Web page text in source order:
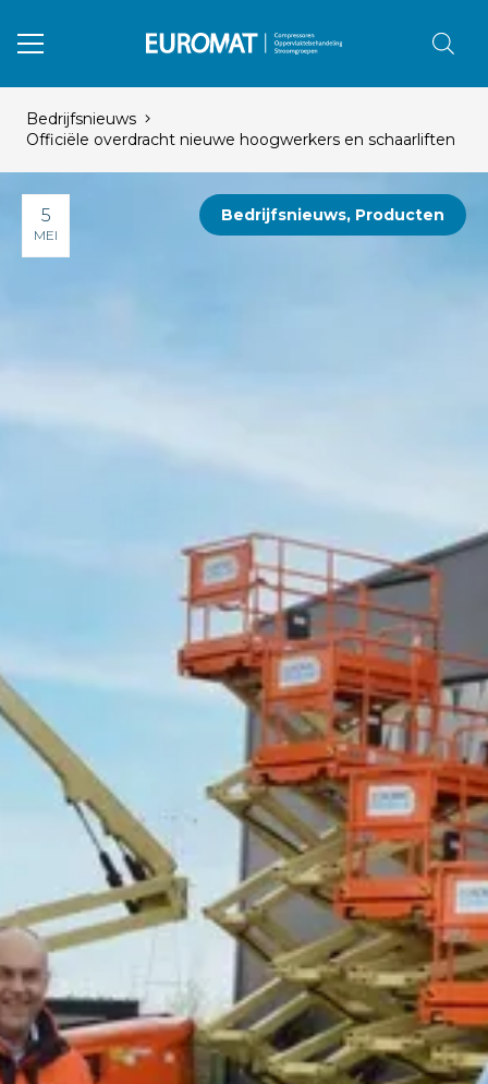
Bedrijfsnieuws
Officiële overdracht nieuwe hoogwerkers en schaarliften
5
MEI
Bedrijfsnieuws, Producten